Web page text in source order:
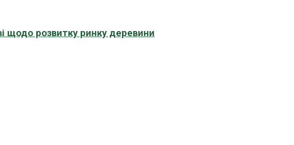
щодо розвитку ринку деревини